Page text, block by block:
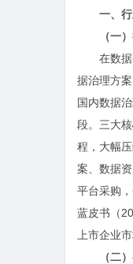
一、
（一
在数
据治理方
国内数据
段。三大
程，大幅
案、数据
平台采购
蓝皮书（
上市企业
（二